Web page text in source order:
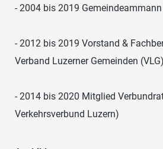
- 2004 bis 2019
- 2012 bis 2019 Vorstand &
Verband Luzerner Gemeinden (VLG)
- 2014 bis 2020 Mitglied
Verkehrsverbund Luzern)